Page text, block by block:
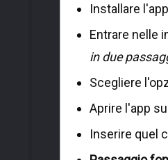
Installare
Entrare nelle
in due
Scegliere
Aprire l'app
Inserire quel